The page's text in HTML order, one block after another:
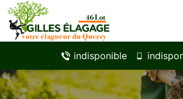
indisponible